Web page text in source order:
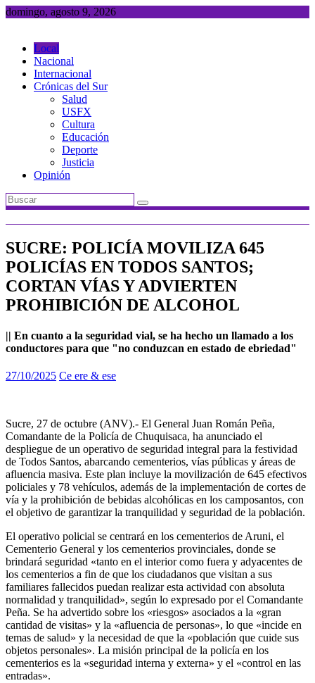
Saltar
domingo, agosto 9, 2026
Local
Nacional
Internacional
Crónicas del Sur
Salud
USFX
Cultura
Educación
Deporte
Justicia
Opinión
SUCRE: POLICÍA MOVILIZA 645
POLICÍAS EN TODOS SANTOS;
CORTAN VÍAS Y ADVIERTEN
PROHIBICIÓN DE ALCOHOL
|| En cuanto a la seguridad vial, se ha hecho un llamado a los
conductores para que "no conduzcan en estado de ebriedad"
27/10/2025 Ce ere & ese
Sucre, 27 de octubre (ANV).- El General Juan Román Peña,
Comandante de la Policía de Chuquisaca, ha anunciado el
despliegue de un operativo de seguridad integral para la festividad
de Todos Santos, abarcando cementerios, vías públicas y áreas de
afluencia masiva. Este plan incluye la movilización de 645 efectivos
policiales y 78 vehículos, además de la implementación de cortes de
vía y la prohibición de bebidas alcohólicas en los camposantos, con
el objetivo de garantizar la tranquilidad y seguridad de la población.
El operativo policial se centrará en los cementerios de Aruni, el
Cementerio General y los cementerios provinciales, donde se
brindará seguridad «tanto en el interior como fuera y adyacentes de
los cementerios a fin de que los ciudadanos que visitan a sus
familiares fallecidos puedan realizar esta actividad con absoluta
normalidad y tranquilidad», según lo expresado por el Comandante
Peña. Se ha advertido sobre los «riesgos» asociados a la «gran
cantidad de visitas» y la «afluencia de personas», lo que «incide en
temas de salud» y la necesidad de que la «población que cuide sus
objetos personales». La misión principal de la policía en los
cementerios es la «seguridad interna y externa» y el «control en las
entradas».